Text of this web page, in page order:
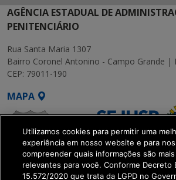
AGÊNCIA ESTADUAL DE
PENITENCIÁRIO
Rua Santa Maria 1307
Bairro Coronel Antonino - Campo Grande |
CEP: 79011-190
MAPA
Utilizamos cookies para permitir uma
experiência em nosso website e para
compreender quais informações são
relevantes para você. Conforme Decreto
15.572/2020 que trata da LGPD no